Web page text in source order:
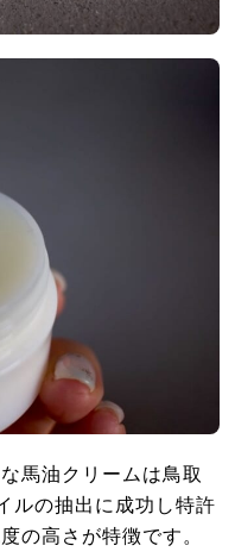
馬油クリームは鳥取
ルの抽出に成功し特許
の高さが特徴です。